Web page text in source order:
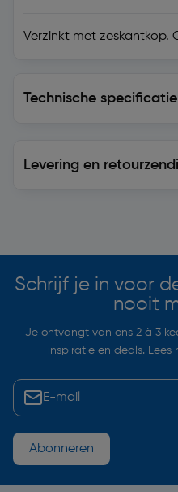
Verzinkt met zeskantkop.
Technische specificatie
Levering en
Schrijf je in voor
nooit
Je ontvangt van ons 2 à 3
inspiratie en deals. Lees
Abonneren